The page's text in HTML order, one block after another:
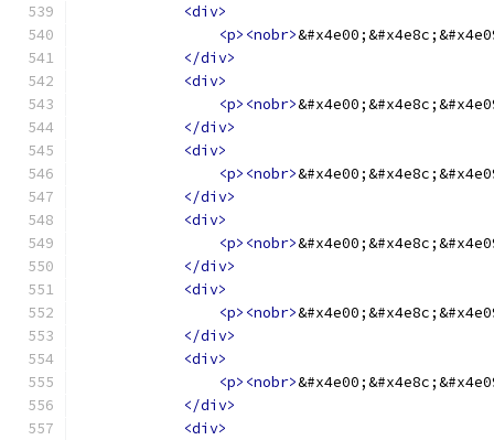
<div>
<p><nobr>
</div>
<div>
<p><nobr>
</div>
<div>
<p><nobr>
</div>
<div>
<p><nobr>
</div>
<div>
<p><nobr>
</div>
<div>
<p><nobr>
</div>
<div>